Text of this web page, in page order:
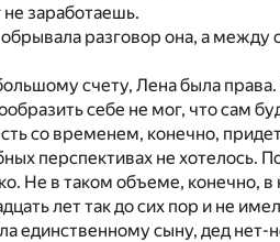
заработаешь.
разговор она, а между
счету, Лена была
себе не мог, что сам
со временем, конечно,
перспективах не хотелось.
Не в таком объеме, конечно, в
лет так до сих пор и не
единственному сыну, дед нет-